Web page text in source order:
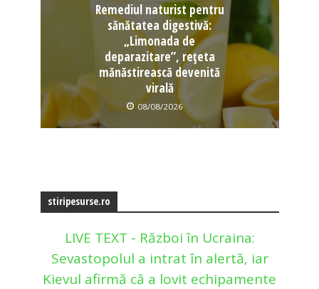
Remediul naturist pentru
sănătatea digestivă:
„Limonada de
deparazitare”, rețeta
mănăstirească devenită
virală
08/08/2026
stiripesurse.ro
LIVE TEXT - Război în Ucraina:
Sevastopolul a intrat în alertă, iar
Kievul afirmă că a lovit echipamente